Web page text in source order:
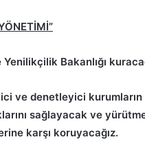
Yenilikçilik Bakanlığı
ve denetleyici
sağlayacak ve
karşı koruyacağız.